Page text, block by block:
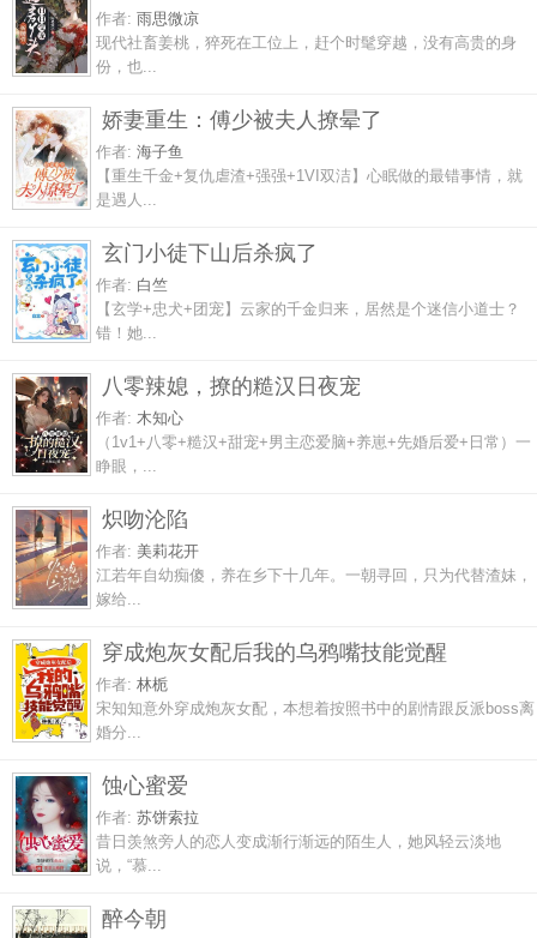
作者: 雨思微凉
现代社畜姜桃，猝死在工位上，赶个时髦穿越，没有高贵的身
份，也...
娇妻重生：傅少被夫人撩晕了
作者: 海子鱼
【重生千金+复仇虐渣+强强+1VI双洁】心眠做的最错事情，就
是遇人...
玄门小徒下山后杀疯了
作者: 白竺
【玄学+忠犬+团宠】云家的千金归来，居然是个迷信小道士？
错！她...
八零辣媳，撩的糙汉日夜宠
作者: 木知心
（1v1+八零+糙汉+甜宠+男主恋爱脑+养崽+先婚后爱+日常）一
睁眼，...
炽吻沦陷
作者: 美莉花开
江若年自幼痴傻，养在乡下十几年。一朝寻回，只为代替渣妹，
嫁给...
穿成炮灰女配后我的乌鸦嘴技能觉醒
作者: 林栀
宋知知意外穿成炮灰女配，本想着按照书中的剧情跟反派boss离
婚分...
蚀心蜜爱
作者: 苏饼索拉
昔日羡煞旁人的恋人变成渐行渐远的陌生人，她风轻云淡地
说，“慕...
醉今朝